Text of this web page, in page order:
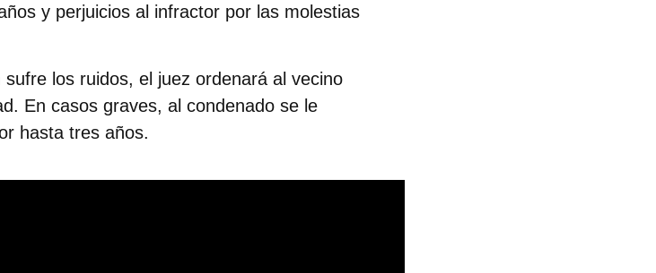
y perjuicios al infractor por las molestias
los ruidos, el juez ordenará al vecino
En casos graves, al condenado se le
hasta tres años.